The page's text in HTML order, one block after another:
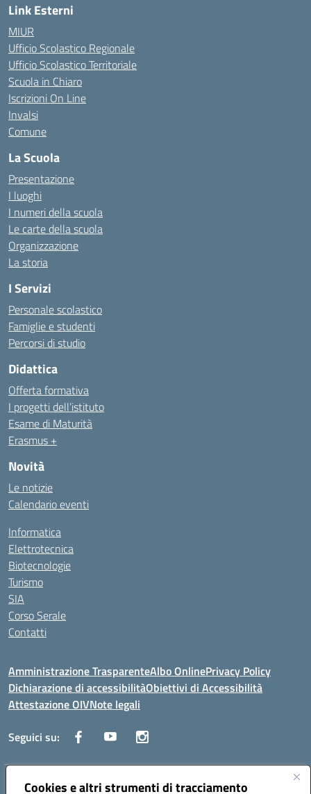
Cookies e altri strumenti di tracciamento
Link Esterni
MIUR
Ufficio Scolastico Regionale
Ufficio Scolastico Territoriale
Scuola in Chiaro
Iscrizioni On Line
Invalsi
Comune
La Scuola
Presentazione
I luoghi
I numeri della scuola
Le carte della scuola
Organizzazione
La storia
I Servizi
Personale scolastico
Famiglie e studenti
Percorsi di studio
Didattica
Offerta formativa
I progetti dell’istituto
Esame di Maturità
Erasmus +
Novità
Le notizie
Calendario eventi
Informatica
Elettrotecnica
Biotecnologie
Turismo
SIA
Corso Serale
Contatti
Amministrazione TrasparenteAlbo OnlinePrivacy Policy
Dichiarazione di accessibilitàObiettivi di Accessibilità
Attestazione OIVNote legali
Seguici su:
Indirizzo:Via Cesare Beccaria 70043 MONOPOLI (BA)